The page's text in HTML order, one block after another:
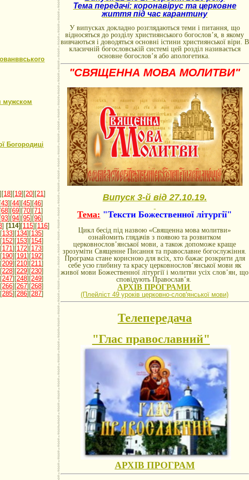
Тема передачі: коронавірус та церковне
життя під час карантину
У випусках докладно розглядаються теми і питання, що
відносяться до розділу християнського богослов’я, в якому
вивчаються і доводяться основні істини християнської віри. В
класичній богословській системі цей розділ називається
основне богослов’я або апологетика.
"СВЯЩЕННА МОВА МОЛИТВИ"
Випуск 3-й від 27.10.19.
Тема: "Тексти Божественної літургії"
Цикл бесід під назвою «Священна мова молитви»
ознайомить глядачів з появою та розвитком
церковнослов’янської мови, а також допоможе краще
зрозуміти Священне Писання та православне богослужіння.
Програма стане корисною для всіх, хто бажає розкрити для
себе усю глибину та красу церковнослов’янської мови як
живої мови Божественної літургії і молитви усіх слов’ян, що
сповідують Православ’я.
АРХІВ ПРОГРАМИ
(Плейліст 49 уроків церковно-словꞌянської мови)
Телепередача
"Глас православний"
АРХІВ ПРОГРАМ
мужском
Богородиці
][18][19][20][21]
43][44][45][46]
68][69][70][71]
93][94][95][96]
] [114] [115][116]
133][134][135]
152][153][154]
171][172][173]
190][191][192]
209][210][211]
228][229][230]
247][248][249]
266][267][268]
285][286][287]